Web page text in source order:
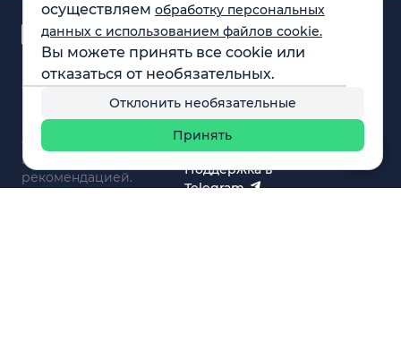
осуществляем обработку персональных
данных с использованием файлов cookie.
Вы можете принять все cookie или
отказаться от необязательных.
Отклонить необязательные
Принять
Обращаем внимание:
все материалы,
представленные на
сайте, не являются
инвестиционной
рекомендацией.
Аналитика и
новости
Карта рынка
Компании
F.A.Q.
Обучение
Вебинары
О нас
Поддержка в
Telegram